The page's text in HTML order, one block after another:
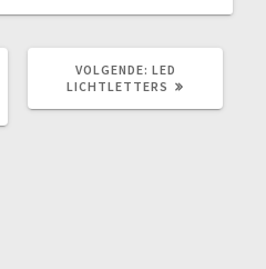
VOLGENDE: VOLGEND
BERICHT:
LED
LICHTLETTERS